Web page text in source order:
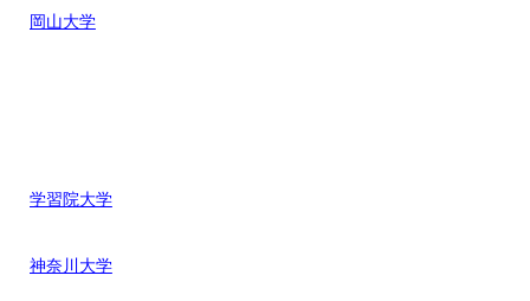
岡山大学
学習院大学
神奈川大学